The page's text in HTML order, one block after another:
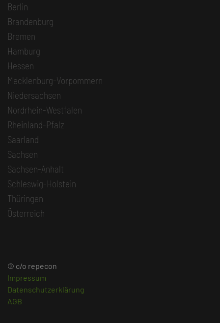
Berlin
Brandenburg
Bremen
Hamburg
Hessen
Mecklenburg-Vorpommern
Niedersachsen
Nordrhein-Westfalen
Rheinland-Pfalz
Saarland
Sachsen
Sachsen-Anhalt
Schleswig-Holstein
Thüringen
Österreich
© c/o repecon
Impressum
Datenschutzerklärung
AGB